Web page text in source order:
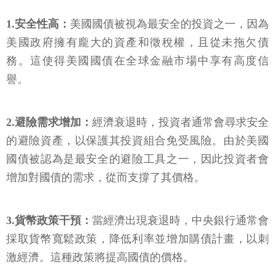
1.安全性高： 美國國債被視為最安全的投資之一，因為
美國政府擁有龐大的資產和徵稅權，且從未拖欠債
務。這使得美國國債在全球金融市場中享有高度信
譽。
2.避險需求增加： 經濟衰退時，投資者通常會尋求安全
的避險資產，以保護其投資組合免受風險。由於美國
國債被認為是最安全的避險工具之一，因此投資者會
增加對國債的需求，從而支撐了其價格。
3.貨幣政策干預： 當經濟出現衰退時，中央銀行通常會
採取貨幣寬鬆政策，降低利率並增加購債計畫，以刺
激經濟。這種政策將提高國債的價格。